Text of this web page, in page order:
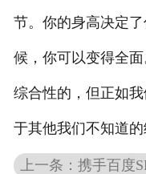
节。你的身高决定
候，你可以变得全
综合性的，但正如
于其他我们不知道的
上一条：携手百度